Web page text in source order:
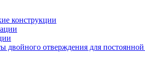
конструкции
двойного отверждения для